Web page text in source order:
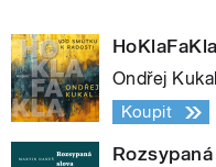
HoKlaFaKla
Ondřej Kukal
Koupit